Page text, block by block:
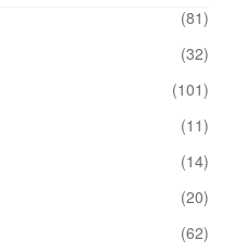
(81)
(32)
(101)
(11)
(14)
(20)
(62)